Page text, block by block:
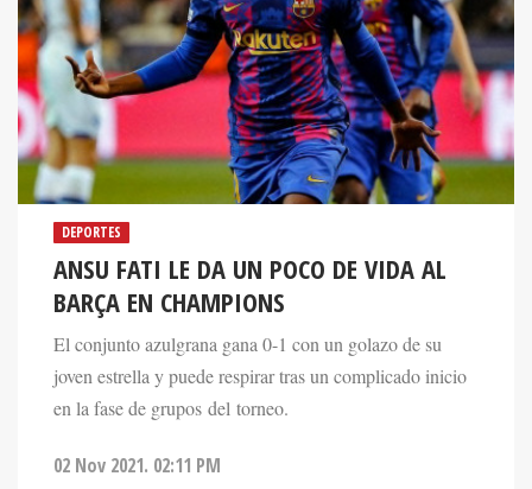
DEPORTES
ANSU FATI LE DA UN POCO DE VIDA AL
BARÇA EN CHAMPIONS
El conjunto azulgrana gana 0-1 con un golazo de su
joven estrella y puede respirar tras un complicado inicio
en la fase de grupos del torneo.
02 Nov 2021. 02:11 PM